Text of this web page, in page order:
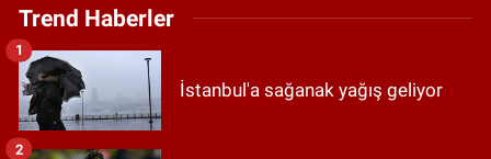
Trend Haberler
İstanbul'a sağanak yağış geliyor
1
2